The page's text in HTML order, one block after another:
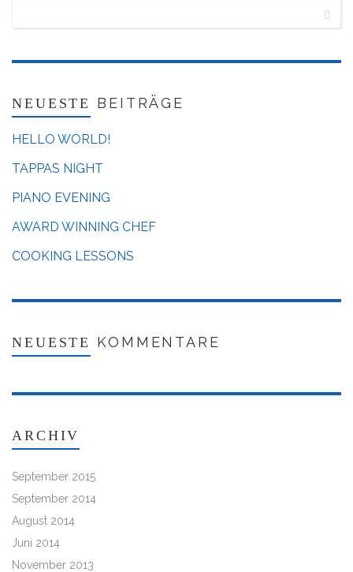
NEUESTE BEITRÄGE
HELLO WORLD!
TAPPAS NIGHT
PIANO EVENING
AWARD WINNING CHEF
COOKING LESSONS
NEUESTE KOMMENTARE
ARCHIV
September 2015
September 2014
August 2014
Juni 2014
November 2013